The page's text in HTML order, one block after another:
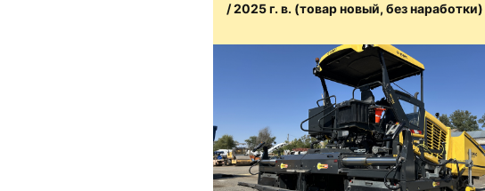
/ 2025 г. в. (товар новый, без наработки)